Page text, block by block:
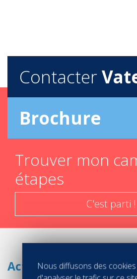
Contacter
Brochure
Trouver mon
étapes
C'est parti !
ActualitésNous diffusons des